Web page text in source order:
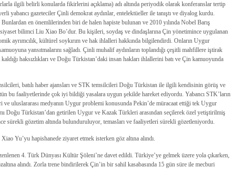
ilgili belirli konularda fikirlerini açıklama) adı altında periyodik olarak konferanslar tertip
yabancı gazeteciler Çinli demokrat aydınlar, entelektüeller ile tanıştı ve diyalog kurdu.
en önemlilerinden biri de halen hapiste bulunan ve 2010 yılında Nobel Barış
bilimci Liu Xiao Bo’dur. Bu kişileri, soydaş ve dindaşlarına Çin yönetimince uygulanan
ayrımcılık, kültürel soykırım ve hak ihlalleri hakkında bilgilendirdi. Onların Uygur
yansıtmalarını sağladı. Çinli muhalif aydınların toplandığı çeşitli mahfillere iştirak
haksızlıkları ve Doğu Türkistan’daki insan hakları ihlallerini batı ve Çin kamuoyunda
batılı haber ajansları ve STK temsilcileri Doğu Türkistan ile ilgili kendisinin görüş ve
bu faaliyetlerinde çok iyi bildiği yasalara uygun şekilde hareket ediyordu. Yabancı STK’ların
ve uluslararası medyanın Uygur problemi konusunda Pekin’de müracaat ettiği tek Uygur
Doğu Türkistan’dan getirilen Uygur ve Kazak Türkleri arasından seçilerek özel yetiştirilmiş
sürekli gözetim altında bulunduruluyor, temasları ve faaliyetleri sürekli gözetleniyordu.
Yu’yu hapishanede ziyaret etmek isterken göz altına alındı.
4. Türk Dünyası Kültür Şöleni’ne davet edildi. Türkiye’ye gelmek üzere yola çıkarken,
alındı. Zorla trene bindirilerek Çin’in bir sahil kasabasında 15 gün süre ile mecburi